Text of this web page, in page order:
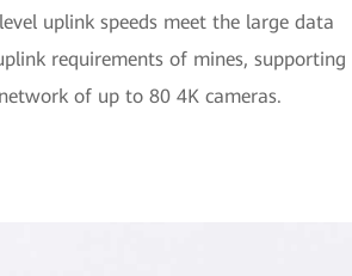
uplink speeds meet the large data
requirements of mines, supporting
of up to 80 4K cameras.